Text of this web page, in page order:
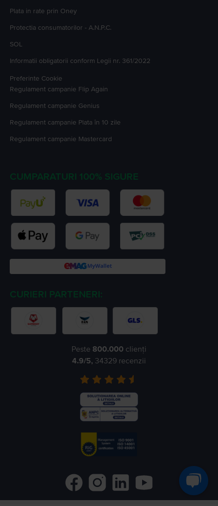
Plata in rate prin Oney
Protectia consumatorilor - A.N.P.C.
SOL
Informatii obligatorii conform Legii nr. 361/2022
Preferinte Cookie
Regulament campanie Flip Again
Regulament campanie Genius
Regulament campanie Plata în 10 zile
Regulament campanie Mastercard
CUMPARATURI 100% SIGURE
CURIERI PARTENERI:
Peste 800.000 clienți
4.9/5, 34329 recenzii